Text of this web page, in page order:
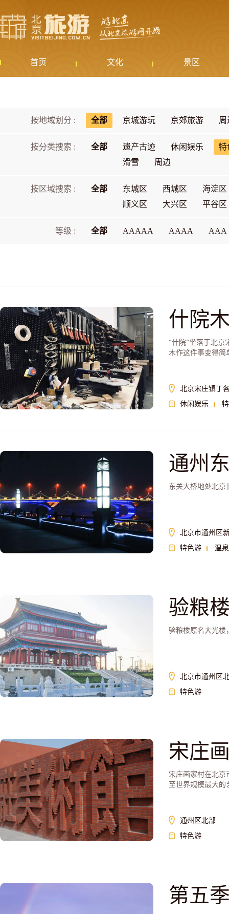
首页 文化 景区
按地域划分 : 全部 京城游玩 京郊旅游 周
按分类搜索 : 全部 遗产古迹 休闲娱乐
特
滑雪
周边
按区域搜索 : 全部 东城区 西城区
海淀区
顺义区
大兴区 平谷区
等级 : 全部 AAAAA AAAA AAA
什院
“什院”坐落于北京
木作这件事变得简
北京宋庄镇丁
休闲娱乐
通州
东关大桥地处北京
北京市通州区
特色游
温泉
验粮
验粮楼原名大光楼
北京市通州区
特色游
宋庄
宋庄画家村在北京
至世界规模最大
通州区北部
特色游
第五